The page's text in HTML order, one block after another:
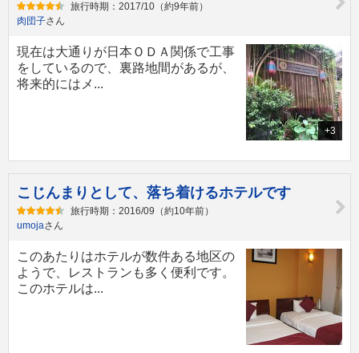
旅行時期：2017/10（約9年前）
肉団子さん
+3
現在は大通りが日本ＯＤＡ関係で工事
をしているので、裏路地間があるが、
将来的にはメ...
こじんまりとして、落ち着けるホテルです
旅行時期：2016/09（約10年前）
umojaさん
このあたりはホテルが数件ある地区の
ようで、レストランも多く便利です。
このホテルは...